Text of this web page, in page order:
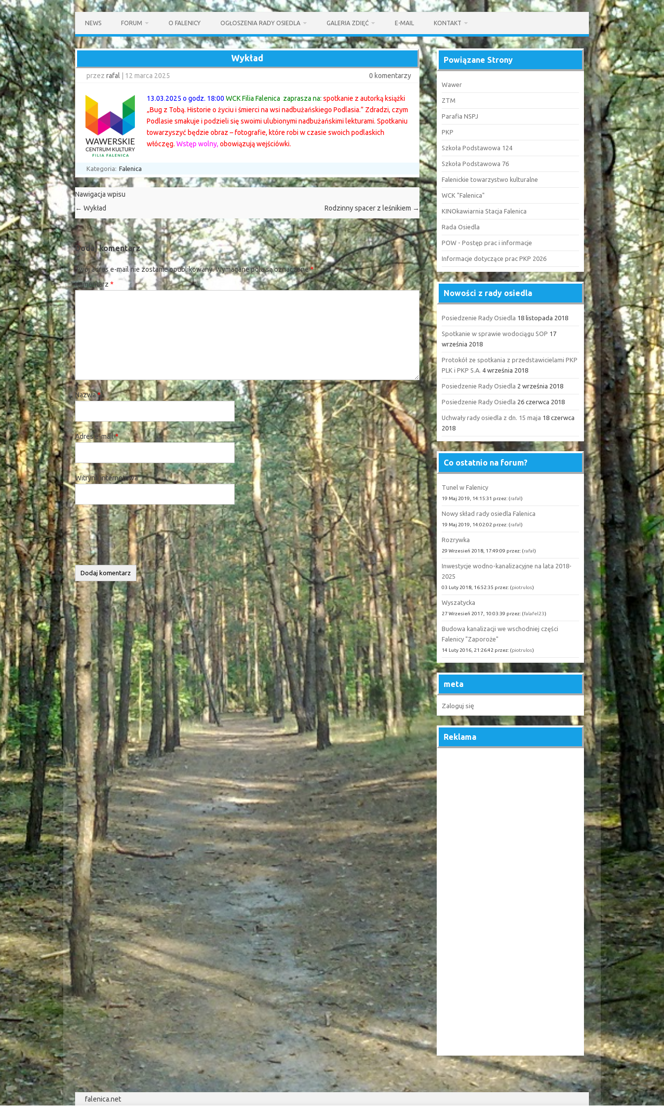
treści
NEWS FORUM O FALENICY OGŁOSZENIA RADY OSIEDLA GALERIA ZDIĘĆ E-MAIL KONTAKT
Wykład
przez rafal 12 marca 2025 0 komentarzy
13.03.2025 o godz. 18:00 WCK Filia Falenica zaprasza na: spotkanie z autorką książki
„Bug z Tobą. Historie o życiu i śmierci na wsi nadbużańskiego Podlasia.” Zdradzi, czym
Podlasie smakuje i podzieli się swoimi ulubionymi nadbużańskimi lekturami. Spotkaniu
towarzyszyć będzie obraz – fotografie, które robi w czasie swoich podlaskich
włóczęg. Wstęp wolny, obowiązują wejściówki.
Kategoria: Falenica
Nawigacja wpisu
← Wykład Rodzinny spacer z leśnikiem →
Dodaj komentarz
Twój adres e-mail nie zostanie opublikowany.Wymagane pola są oznaczone*
Komentarz *
Nazwa*
Adres e-mail*
Witryna internetowa
Powiązane Strony
Wawer
ZTM
Parafia NSPJ
PKP
Szkoła Podstawowa 124
Szkoła Podstawowa 76
Falenickie towarzystwo kulturalne
WCK "Falenica"
KINOkawiarnia Stacja Falenica
Rada Osiedla
POW - Postęp prac i informacje
Informacje dotyczące prac PKP 2026
Nowości z rady osiedla
Posiedzenie Rady Osiedla 18 listopada 2018
Spotkanie w sprawie wodociągu SOP 17
września 2018
Protokół ze spotkania z przedstawicielami PKP
PLK i PKP S.A. 4 września 2018
Posiedzenie Rady Osiedla 2 września 2018
Posiedzenie Rady Osiedla 26 czerwca 2018
Uchwały rady osiedla z dn. 15 maja 18 czerwca
2018
Co ostatnio na forum?
Tunel w Falenicy
19 Maj 2019, 14:15:31 przez: (rafał)
Nowy skład rady osiedla Falenica
19 Maj 2019, 14:02:02 przez: (rafał)
Rozrywka
29 Wrzesień 2018, 17:49:09 przez: (rafał)
Inwestycje wodno-kanalizacyjne na lata 2018-
2025
03 Luty 2018, 16:52:35 przez: (piotrulos)
Wyszatycka
27 Wrzesień 2017, 10:03:39 przez: (falafel23)
Budowa kanalizacji we wschodniej części
Falenicy "Zaporoże"
14 Luty 2016, 21:26:42 przez: (piotrulos)
meta
Zaloguj się
Reklama
falenica.net